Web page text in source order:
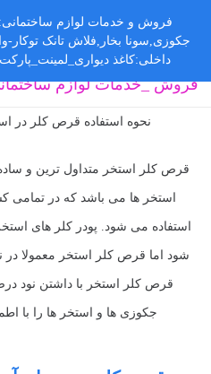
فروش _خدمات لوازم
نحوه استفاده قرص کلر در
قرص کلر استخر متداول ترین و
استخر ها می باشد که در تمامی
استفاده می شود. پودر کلر های
شود اما قرص کلر استخر معمولا در
قرص کلر استخر با داشتن نود
جکوزی ها و استخر ها را با
فروش و خدمات لوازم
جکوزی,سونا بخار,فلاش تانک توکار-
داخلی:کاغذ